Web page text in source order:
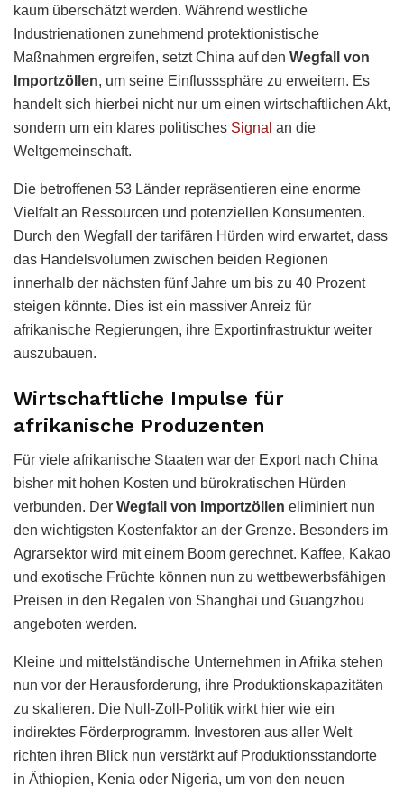
kaum überschätzt werden. Während westliche
Industrienationen zunehmend protektionistische
Maßnahmen ergreifen, setzt China auf den Wegfall von
Importzöllen, um seine Einflusssphäre zu erweitern. Es
handelt sich hierbei nicht nur um einen wirtschaftlichen Akt,
sondern um ein klares politisches Signal an die
Weltgemeinschaft.
Die betroffenen 53 Länder repräsentieren eine enorme
Vielfalt an Ressourcen und potenziellen Konsumenten.
Durch den Wegfall der tarifären Hürden wird erwartet, dass
das Handelsvolumen zwischen beiden Regionen
innerhalb der nächsten fünf Jahre um bis zu 40 Prozent
steigen könnte. Dies ist ein massiver Anreiz für
afrikanische Regierungen, ihre Exportinfrastruktur weiter
auszubauen.
Wirtschaftliche Impulse für
afrikanische Produzenten
Für viele afrikanische Staaten war der Export nach China
bisher mit hohen Kosten und bürokratischen Hürden
verbunden. Der Wegfall von Importzöllen eliminiert nun
den wichtigsten Kostenfaktor an der Grenze. Besonders im
Agrarsektor wird mit einem Boom gerechnet. Kaffee, Kakao
und exotische Früchte können nun zu wettbewerbsfähigen
Preisen in den Regalen von Shanghai und Guangzhou
angeboten werden.
Kleine und mittelständische Unternehmen in Afrika stehen
nun vor der Herausforderung, ihre Produktionskapazitäten
zu skalieren. Die Null-Zoll-Politik wirkt hier wie ein
indirektes Förderprogramm. Investoren aus aller Welt
richten ihren Blick nun verstärkt auf Produktionsstandorte
in Äthiopien, Kenia oder Nigeria, um von den neuen